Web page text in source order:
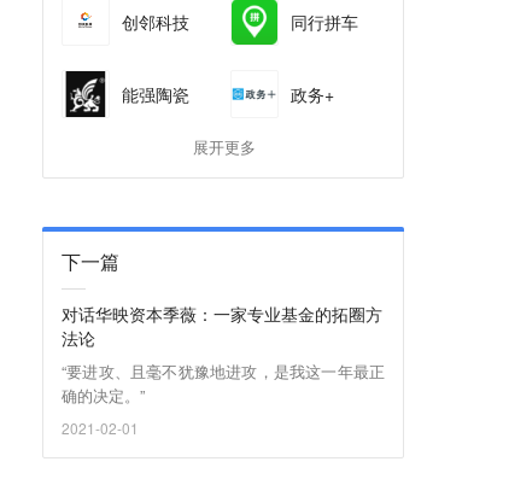
创邻科技 同行拼车
能强陶瓷 政务+
展开更多
下一篇
对话华映资本季薇：一家专业基金的拓圈方
法论
“要进攻、且毫不犹豫地进攻，是我这一年最正
确的决定。”
2021-02-01